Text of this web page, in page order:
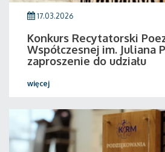
17.03.2026
Konkurs Recytatorski
Współczesnej im. Juliana
zaproszenie do udziału
więcej